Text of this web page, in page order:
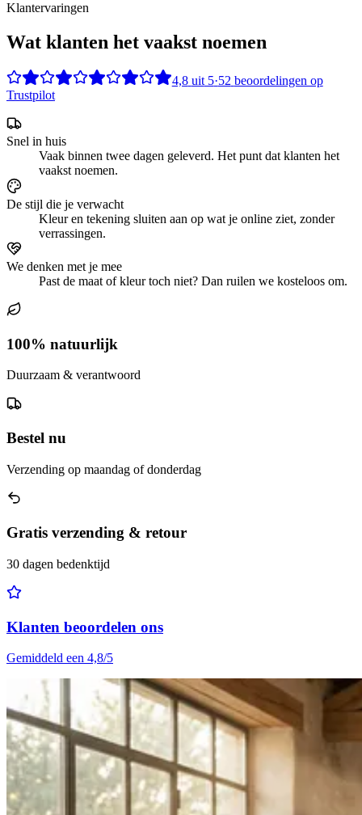
Klantervaringen
Wat klanten het vaakst noemen
4,8 uit5·52 beoordelingen op
Trustpilot
Snel in huis
Vaak binnen twee dagen geleverd. Het punt dat klanten het
vaakst noemen.
De stijl die je verwacht
Kleur en tekening sluiten aan op wat je online ziet, zonder
verrassingen.
We denken met je mee
Past de maat of kleur toch niet? Dan ruilen we kosteloos om.
100% natuurlijk
Duurzaam & verantwoord
Bestel nu
Verzending op maandag of donderdag
Gratis verzending & retour
30 dagen bedenktijd
Klanten beoordelen ons
Gemiddeld een 4,8/5